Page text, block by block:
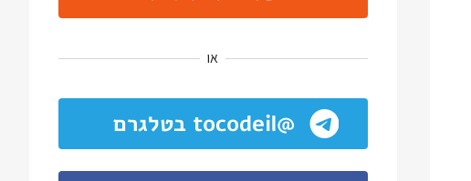
או
@tocodeil בטלגרם